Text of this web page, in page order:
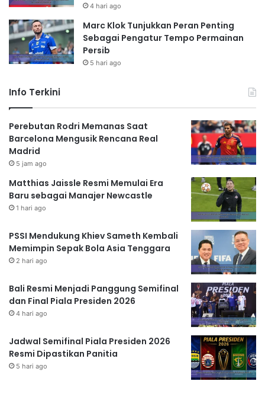
4 hari ago
Marc Klok Tunjukkan Peran Penting
Sebagai Pengatur Tempo Permainan
Persib
5 hari ago
Info Terkini
Perebutan Rodri Memanas Saat
Barcelona Mengusik Rencana Real
Madrid
5 jam ago
Matthias Jaissle Resmi Memulai Era
Baru sebagai Manajer Newcastle
1 hari ago
PSSI Mendukung Khiev Sameth Kembali
Memimpin Sepak Bola Asia Tenggara
2 hari ago
Bali Resmi Menjadi Panggung Semifinal
dan Final Piala Presiden 2026
4 hari ago
Jadwal Semifinal Piala Presiden 2026
Resmi Dipastikan Panitia
5 hari ago